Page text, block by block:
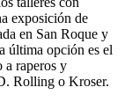
exposición de
en San Roque y
última opción es el
a raperos y
Rolling o Kroser.